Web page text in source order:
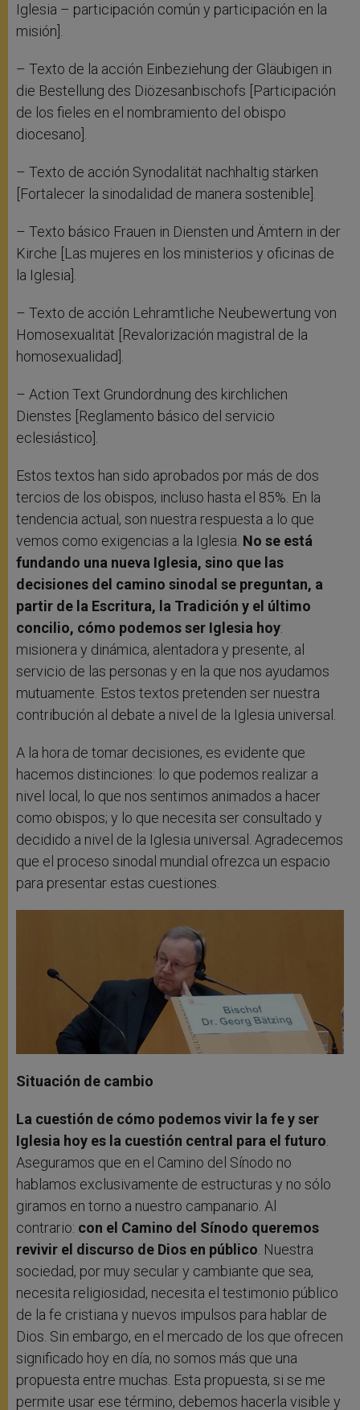
Iglesia – participación común y participación en la
misión].
– Texto de la acción Einbeziehung der Gläubigen in
die Bestellung des Diözesanbischofs [Participación
de los fieles en el nombramiento del obispo
diocesano].
– Texto de acción Synodalität nachhaltig stärken
[Fortalecer la sinodalidad de manera sostenible].
– Texto básico Frauen in Diensten und Ämtern in der
Kirche [Las mujeres en los ministerios y oficinas de
la Iglesia].
– Texto de acción Lehramtliche Neubewertung von
Homosexualität [Revalorización magistral de la
homosexualidad].
– Action Text Grundordnung des kirchlichen
Dienstes [Reglamento básico del servicio
eclesiástico].
Estos textos han sido aprobados por más de dos
tercios de los obispos, incluso hasta el 85%. En la
tendencia actual, son nuestra respuesta a lo que
vemos como exigencias a la Iglesia. No se está
fundando una nueva Iglesia, sino que las
decisiones del camino sinodal se preguntan, a
partir de la Escritura, la Tradición y el último
concilio, cómo podemos ser Iglesia hoy:
misionera y dinámica, alentadora y presente, al
servicio de las personas y en la que nos ayudamos
mutuamente. Estos textos pretenden ser nuestra
contribución al debate a nivel de la Iglesia universal.
A la hora de tomar decisiones, es evidente que
hacemos distinciones: lo que podemos realizar a
nivel local, lo que nos sentimos animados a hacer
como obispos; y lo que necesita ser consultado y
decidido a nivel de la Iglesia universal. Agradecemos
que el proceso sinodal mundial ofrezca un espacio
para presentar estas cuestiones.
Situación de cambio
La cuestión de cómo podemos vivir la fe y ser
Iglesia hoy es la cuestión central para el futuro
Aseguramos que en el Camino del Sínodo no
hablamos exclusivamente de estructuras y no sólo
giramos en torno a nuestro campanario. Al
contrario: con el Camino del Sínodo queremos
revivir el discurso de Dios en público . Nuestra
sociedad, por muy secular y cambiante que sea,
necesita religiosidad, necesita el testimonio público
de la fe cristiana y nuevos impulsos para hablar de
Dios. Sin embargo, en el mercado de los que ofrecen
significado hoy en día, no somos más que una
propuesta entre muchas. Esta propuesta, si se me
permite usar ese término, debemos hacerla visible y